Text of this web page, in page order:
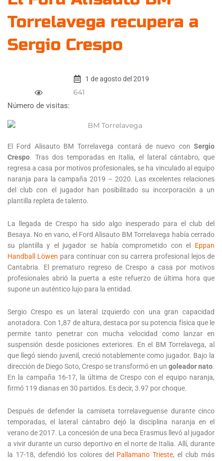
Torrelavega recupera a
Sergio Crespo
1 de agosto del 2019
Número de visitas:
641
El Ford Alisauto BM Torrelavega contará de nuevo con Sergio
Crespo. Tras dos temporadas en Italia, el lateral cántabro, que
regresa a casa por motivos profesionales, se ha vinculado al equipo
naranja para la campaña 2019 – 2020. Las excelentes relaciones
del club con el jugador han posibilitado su incorporación a un
plantilla repleta de talento.
La llegada de Crespo ha sido algo inesperado para el club del
Besaya. No en vano, el Ford Alisauto BM Torrelavega había cerrado
su plantilla y el jugador se había comprometido con el Eppan
Handball Löwen para continuar con su carrera profesional lejos de
Cantabria. El prematuro regreso de Crespo a casa por motivos
profesionales abrió la puerta a este refuerzo de última hora que
supone un auténtico lujo para la entidad.
Sergio Crespo es un lateral izquierdo con una gran capacidad
anotadora. Con 1,87 de altura, destaca por su potencia física que le
permite tanto penetrar con mucha velocidad como lanzar en
suspensión desde posiciones exteriores. En el BM Torrelavega, al
que llegó siendo juvenil, creció notablemente como jugador. Bajo la
dirección de Diego Soto, Crespo se transformó en un goleador nato.
En la campaña 16-17, la última de Crespo con el equipo naranja,
firmó 119 dianas en 30 partidos. Es decir, 3.97 por choque.
Después de defender la camiseta torrelaveguense durante cinco
temporadas, el lateral cántabro dejó la disciplina naranja en el
verano de 2017. La concesión de una beca Erasmus llevó al jugador
a vivir durante un curso deportivo en el norte de Italia. Allí, durante
la 17-18, defendió los colores del Pallamano Trieste, el club más